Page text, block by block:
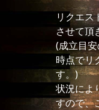
リクエス
させて頂
(成立目
時点でリ
す。)
状況によ
すので、